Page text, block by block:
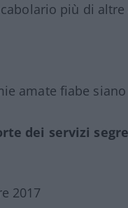
più di
amate fiabe
dei servizi
2017